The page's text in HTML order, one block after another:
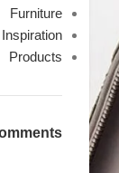
Furniture
Inspiration
Products